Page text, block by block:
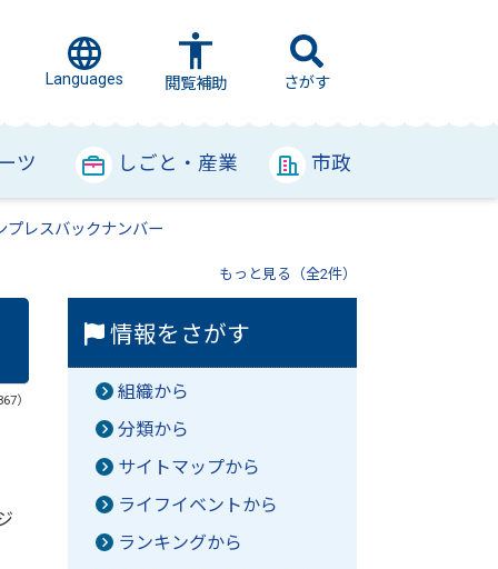
Languages 閲覧補助 さがす
ツ しごと・産業 市政
プレスバックナンバー
もっと見る（全2件）
）
情報をさがす
組織から
分類から
サイトマップから
ライフイベントから
ランキングから